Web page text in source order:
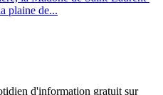
plaine de...
d'information gratuit sur